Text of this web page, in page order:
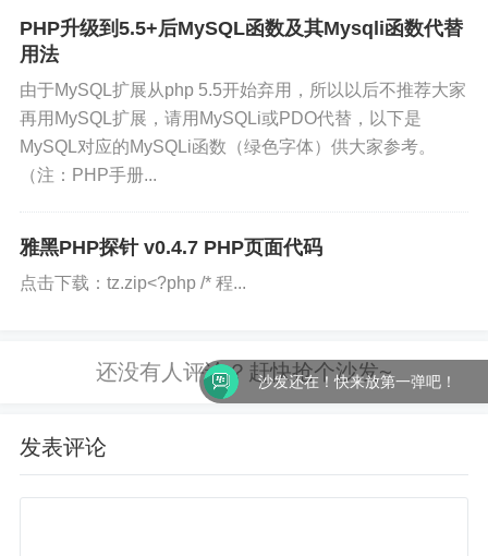
PHP升级到5.5+后MySQL函数及其Mysqli函数代替
用法
由于MySQL扩展从php 5.5开始弃用，所以以后不推荐大家
再用MySQL扩展，请用MySQLi或PDO代替，以下是
MySQL对应的MySQLi函数（绿色字体）供大家参考。
（注：PHP手册...
雅黑PHP探针 v0.4.7 PHP页面代码
点击下载：tz.zip<?php /* 程...
发表评论
沙发还在！快来放第一弹吧！